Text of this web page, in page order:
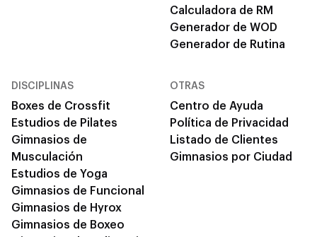
Calculadora de RM
Generador de WOD
Generador de Rutina
DISCIPLINAS
Boxes de Crossfit
Estudios de Pilates
Gimnasios de
Musculación
Estudios de Yoga
Gimnasios de Funcional
Gimnasios de Hyrox
Gimnasios de Boxeo
OTRAS
Centro de Ayuda
Política de Privacidad
Listado de Clientes
Gimnasios por Ciudad